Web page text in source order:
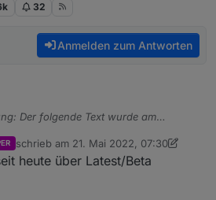
32
Anmelden zum Antworten
Der folgende Text wurde am
) schrieb am 21. Mai 2022, 07:30
zuletzt editiert von mrbungle64
heute über Latest/Beta